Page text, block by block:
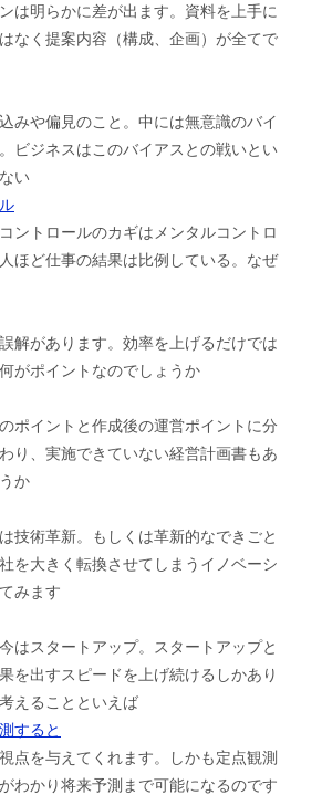
は明らかに差が出ます。資料を上手に
なく提案内容（構成、企画）が全てで
みや偏見のこと。中には無意識のバイ
ビジネスはこのバイアスとの戦いとい
い
ントロールのカギはメンタルコントロ
ほど仕事の結果は比例している。なぜ
解があります。効率を上げるだけでは
がポイントなのでしょうか
ポイントと作成後の運営ポイントに分
り、実施できていない経営計画書もあ
か
技術革新。もしくは革新的なできごと
を大きく転換させてしまうイノベーシ
みます
はスタートアップ。スタートアップと
を出すスピードを上げ続けるしかあり
えることといえば
すると
点を与えてくれます。しかも定点観測
わかり将来予測まで可能になるのです